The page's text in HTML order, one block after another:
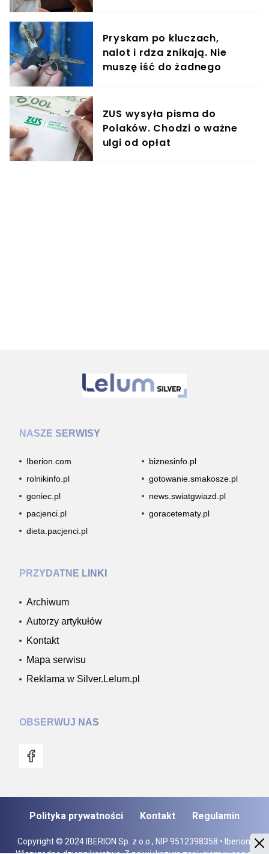
Pryskam po kluczach,
nalot i rdza znikają. Nie
muszę iść do żadnego
ZUS wysyła pisma do
Polaków. Chodzi o ważne
ulgi od opłat
NASZE SERWISY
Iberion.com
biznesinfo.pl
rolnikinfo.pl
gotowanie.smakosze.pl
goniec.pl
news.swiatgwiazd.pl
pacjenci.pl
goracetematy.pl
dieta.pacjenci.pl
PRZYDATNE LINKI
Archiwum
Autorzy artykułów
Kontakt
Mapa serwisu
Reklama w Silver.Lelum.pl
OBSERWUJ NAS
Copyright © 2024 IBERION Sp. z o.o., NIP 9512398358 • Iberion.
Polityka prywatności Kontakt Regulamin